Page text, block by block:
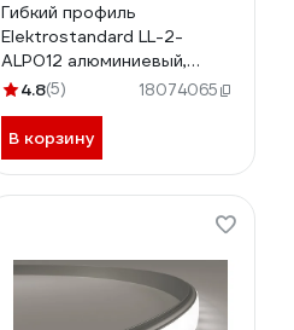
Гибкий профиль
Elektrostandard LL-2-
ALP012 алюминиевый,
белый/белый для LED ленты
a053631
4.8(5) 18074065
В корзину